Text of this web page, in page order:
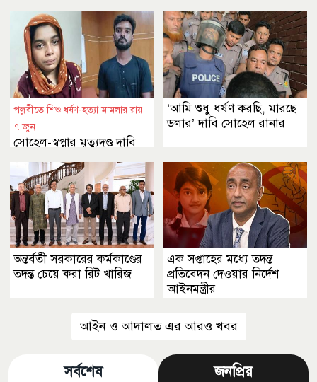
পল্লবীতে শিশু ধর্ষণ-হত্যা মামলার রায়
৭ জুন
সোহেল-স্বপ্নার মৃত্যুদণ্ড দাবি
‘আমি শুধু ধর্ষণ করছি, মারছে
ডলার’ দাবি সোহেল রানার
অন্তর্বর্তী সরকারের কর্মকাণ্ডের
তদন্ত চেয়ে করা রিট খারিজ
এক সপ্তাহের মধ্যে তদন্ত
প্রতিবেদন দেওয়ার নির্দেশ
আইনমন্ত্রীর
আইন ও আদালত এর আরও খবর
সর্বশেষ জনপ্রিয়